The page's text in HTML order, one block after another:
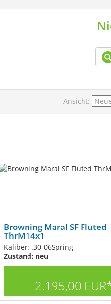
Ansicht:
Browning Maral SF Fluted
ThrM14x1
Kaliber: .30-06Spring
Zustand: neu
2.195,00